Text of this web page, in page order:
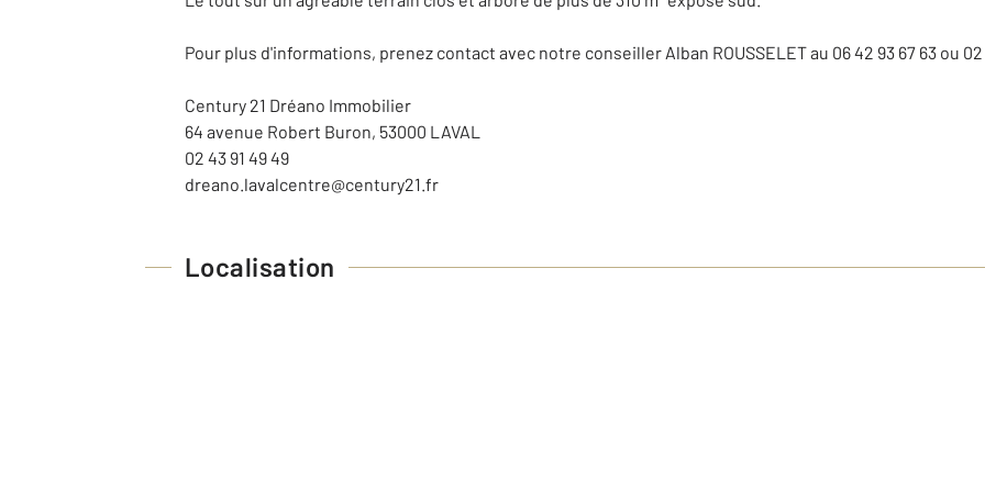
Pour plus d'informations, prenez contact avec notre conseiller Alban ROUSSELET au 06 42 93 67 63 ou 02
Century 21 Dréano Immobilier
64 avenue Robert Buron, 53000 LAVAL
02 43 91 49 49
dreano.lavalcentre@century21.fr
Localisation